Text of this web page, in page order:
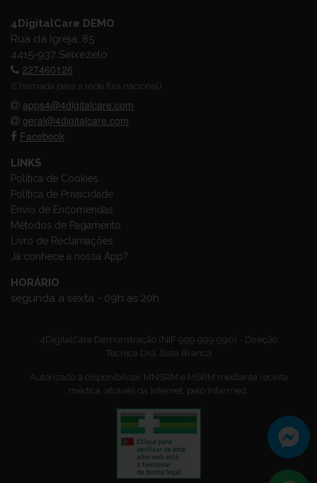
4DigitalCare DEMO
Rua da Igreja, 85
4415-937 Seixezelo
227460126
(Chamada para a rede fixa nacional)
apps4@4digitalcare.com
geral@4digitalcare.com
Facebook
LINKS
Política de Cookies
Política de Privacidade
Envio de Encomendas
Métodos de Pagamento
Livro de Reclamações
Já conhece a nossa App?
HORÁRIO
segunda a sexta - 09h às 20h
4DigitalCare Demonstração (NIF 999 999 990) - Direção
Técnica Dra. Bata Branca
Autorizado a disponibilizar MNSRM e MSRM mediante receita
médica, através da Internet, pelo Infarmed.